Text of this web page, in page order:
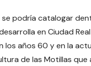
se podría catalogar
en Ciudad
los años 60 y en la
de las Motillas que